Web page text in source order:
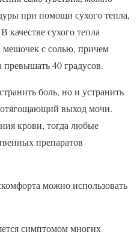
при помощи сухого тепла,
качестве сухого тепла
мешочек с солью, причем
превышать 40 градусов.
боль, но и устранить
отягощающий выход мочи.
крови, тогда любые
препаратов
можно использовать
симптомом многих